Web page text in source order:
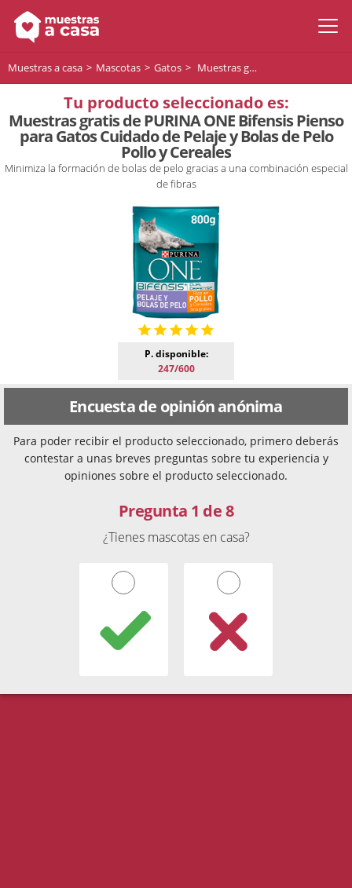
Muestras a casa Mascotas Gatos Muestras gratis de PURINA ONE Bifensis Pienso para Gatos Cuidado de Pelaje y Bolas de Pelo Pollo y Cereales
Tu producto seleccionado es:
Muestras gratis de PURINA ONE Bifensis Pienso
para Gatos Cuidado de Pelaje y Bolas de Pelo
Pollo y Cereales
Minimiza la formación de bolas de pelo gracias a una combinación especial
de fibras
P. disponible:
247/600
Encuesta de opinión anónima
Para poder recibir el producto seleccionado, primero deberás
contestar a unas breves preguntas sobre tu experiencia y
opiniones sobre el producto seleccionado.
Pregunta 1 de 8
¿Tienes mascotas en casa?